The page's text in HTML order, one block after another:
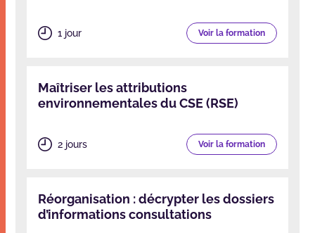
1 jour Voir la formation
Maîtriser les attributions
environnementales du CSE (RSE)
2 jours Voir la formation
Réorganisation : décrypter les dossiers
d’informations consultations